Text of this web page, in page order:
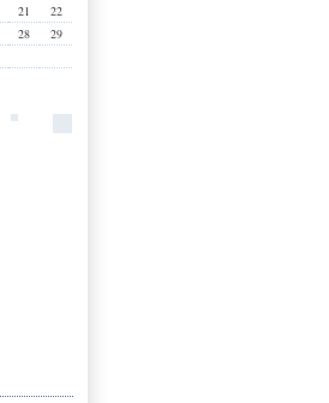
21
22
28
29